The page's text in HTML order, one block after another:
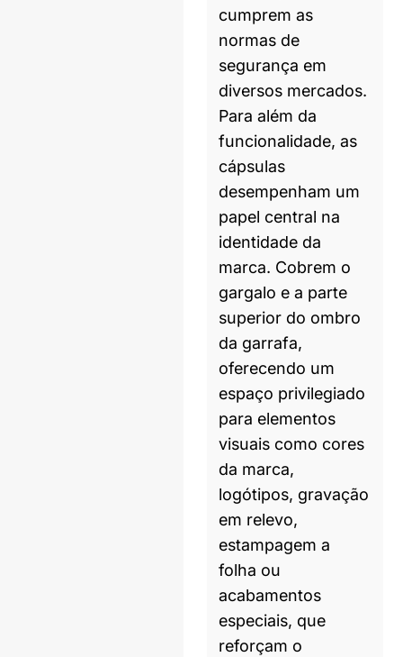
cumprem as
normas de
segurança em
diversos mercados.
Para além da
funcionalidade, as
cápsulas
desempenham um
papel central na
identidade da
marca. Cobrem o
gargalo e a parte
superior do ombro
da garrafa,
oferecendo um
espaço privilegiado
para elementos
visuais como cores
da marca,
logótipos, gravação
em relevo,
estampagem a
folha ou
acabamentos
especiais, que
reforçam o